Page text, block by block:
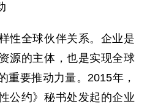
全球伙伴关系。企业是
源的主体，也是实现全球
重要推动力量。2015年，
公约》秘书处发起的企业